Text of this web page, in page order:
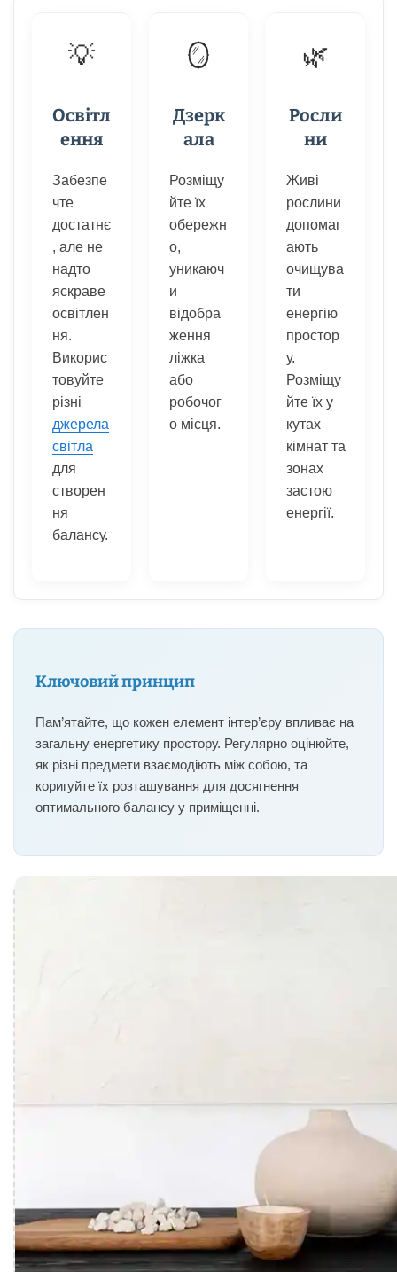
💡
Освітл
ення
Забезпе
чте
достатнє
, але не
надто
яскраве
освітлен
ня.
Викорис
товуйте
різні
джерела
світла
для
створен
ня
балансу.
🪞
Дзерк
ала
Розміщу
йте їх
обережн
о,
уникаюч
и
відобра
ження
ліжка
або
робочог
о місця.
🌿
Росли
ни
Живі
рослини
допомаг
ають
очищува
ти
енергію
простор
у.
Розміщу
йте їх у
кутах
кімнат та
зонах
застою
енергії.
Ключовий принцип
Пам’ятайте, що кожен елемент інтер’єру впливає на
загальну енергетику простору. Регулярно оцінюйте,
як різні предмети взаємодіють між собою, та
коригуйте їх розташування для досягнення
оптимального балансу у приміщенні.